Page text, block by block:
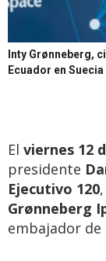
Inty Grønneberg,
Ecuador en Suecia
El viernes 12
presidente
Ejecutivo 120
Grønneberg
embajador de